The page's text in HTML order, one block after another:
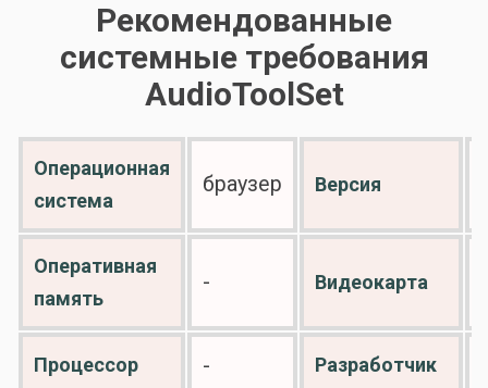
Рекомендованные
системные требования
AudioToolSet
Операционная
система
браузер Версия
Оперативная
память
- Видеокарта
Процессор - Разработчик